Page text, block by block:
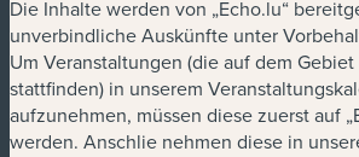
Die Inhalte werden von „Echo.lu“
unverbindliche Auskünfte unter
Um Veranstaltungen (die auf dem
stattfinden) in unserem
aufzunehmen, müssen diese zuerst auf
werden. Anschlie nehmen diese in